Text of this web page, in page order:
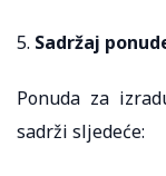
5. Sadržaj
Ponuda za
sadrži sljedeće: